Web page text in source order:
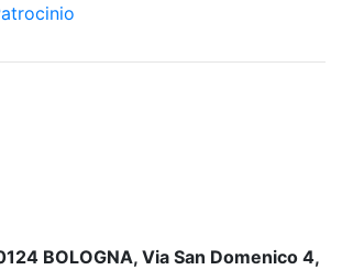
BOLOGNA, Via San Domenico 4,